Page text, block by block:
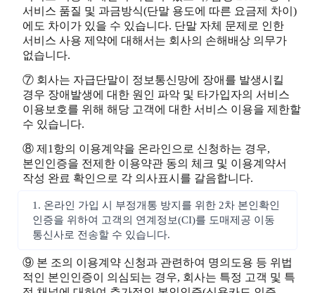
서비스 품질 및 과금방식(단말 용도에 따른 요금제 차이)
에도 차이가 있을 수 있습니다. 단말 자체 문제로 인한
서비스 사용 제약에 대해서는 회사의 손해배상 의무가
없습니다.
⑦ 회사는 자급단말이 정보통신망에 장애를 발생시킬
경우 장애발생에 대한 원인 파악 및 타가입자의 서비스
이용보호를 위해 해당 고객에 대한 서비스 이용을 제한할
수 있습니다.
⑧ 제1항의 이용계약을 온라인으로 신청하는 경우,
본인인증을 전제한 이용약관 동의 체크 및 이용계약서
작성 완료 확인으로 각 의사표시를 갈음합니다.
1. 온라인 가입 시 부정개통 방지를 위한 2차 본인확인
인증을 위하여 고객의 연계정보(CI)를 도매제공 이동
통신사로 전송할 수 있습니다.
⑨ 본 조의 이용계약 신청과 관련하여 명의도용 등 위법
적인 본인인증이 의심되는 경우, 회사는 특정 고객 및 특